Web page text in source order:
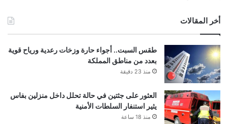
أخر المقالات
طقس السبت.. أجواء حارة وزخات رعدية ورياح قوية
بعدد من مناطق المملكة
منذ 23 دقيقة
العثور على جثتين في حالة تحلل داخل منزلين بفاس
يثير استنفار السلطات الأمنية
منذ 18 ساعة